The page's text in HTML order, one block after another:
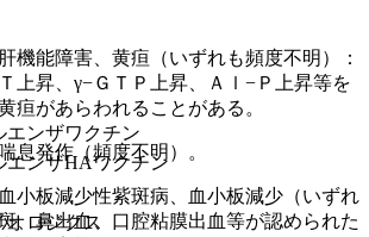
能障害、黄疸（いずれも頻度不明）：
上昇、γ−ＧＴＰ上昇、Ａｌ−Ｐ上昇等を
疸があらわれることがある。
息発作（頻度不明）。
小板減少性紫斑病、血小板減少（いずれ
、鼻出血、口腔粘膜出血等が認められた
エンザワクチン
エンザHAワクチン
オロジクス